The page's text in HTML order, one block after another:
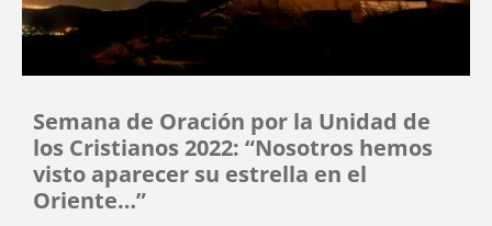
Semana de Oración por la Unidad de
los Cristianos 2022: “Nosotros hemos
visto aparecer su estrella en el
Oriente…”